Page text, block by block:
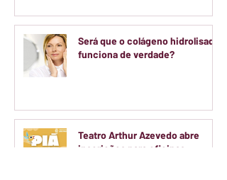
Será que o colágeno hidrolisado
funciona de verdade?
Teatro Arthur Azevedo abre
inscrições para oficinas